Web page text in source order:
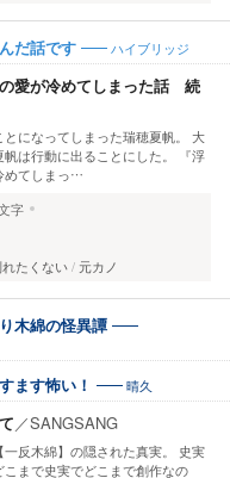
だ話です ハイブリッジ
愛が冷めてしまった話 続
になってしまった瑞穂夏帆。 大
は行動に出ることにした。 『浮
めてしまっ…
字
れたくない 元カノ
木綿の怪異譚
ます怖い！ 晴久
／SANGSANG
反木綿】の隠された真実。 史実
まで史実でどこまで創作なの